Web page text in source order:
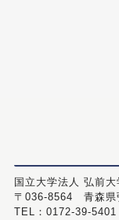
国立大学法人 弘前
〒036-8564 青森県
TEL：0172-39-